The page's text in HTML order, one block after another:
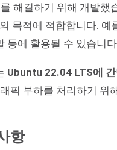
해결하기 위해 개발했
목적에 적합합니다.
등에 활용될 수 있습니다.
Ubuntu 22.04 LTS에
픽 부하를 처리하기 위
항